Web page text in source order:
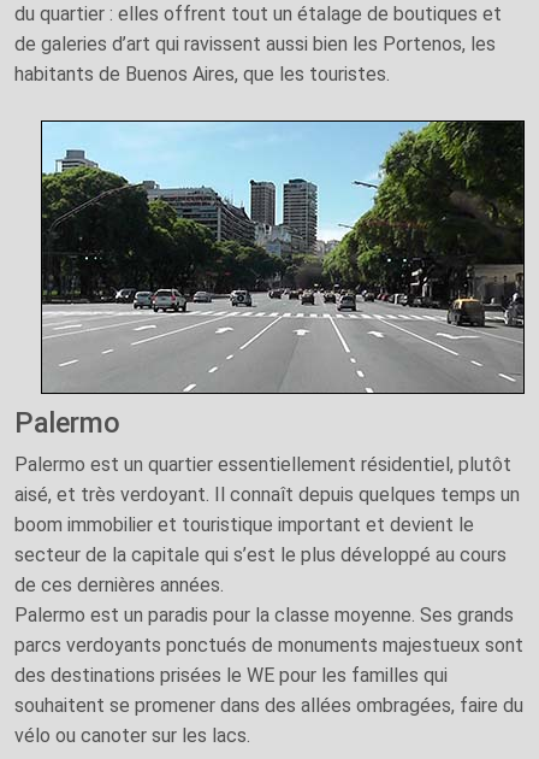
du quartier : elles offrent tout un étalage de boutiques et
de galeries d’art qui ravissent aussi bien les Portenos, les
habitants de Buenos Aires, que les touristes.
Palermo
Palermo est un quartier essentiellement résidentiel, plutôt
aisé, et très verdoyant. Il connaît depuis quelques temps un
boom immobilier et touristique important et devient le
secteur de la capitale qui s’est le plus développé au cours
de ces dernières années.
Palermo est un paradis pour la classe moyenne. Ses grands
parcs verdoyants ponctués de monuments majestueux sont
des destinations prisées le WE pour les familles qui
souhaitent se promener dans des allées ombragées, faire du
vélo ou canoter sur les lacs.